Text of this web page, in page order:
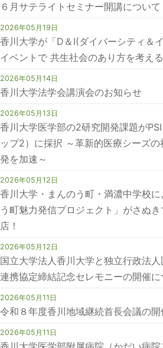
６月サテライトセミナー開講について
2026年05月19日
香川大学が「D＆I(ダイバーシティ＆
イベントで 共生社会のあり方を考え
2026年05月14日
香川大学法学会講演会のお知らせ
2026年05月13日
香川大学医学部の2研究開発課題が
ップ2）に採択 ～革新的医療シーズ
発を加速～
2026年05月12日
香川大学・まんのう町・満濃中学校
う町魅力発信プロジェクト」がさぬ
店！
2026年05月12日
国立大学法人香川大学と独立行政法
連携協定締結記念セレモニーの開催に
2026年05月11日
令和８年度香川地域継続首長会議の開
2026年05月11日